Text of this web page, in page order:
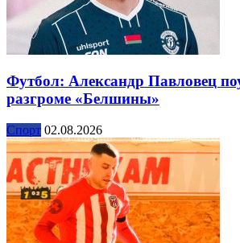
Футбол: Александр Павловец
разгроме «Белшины»
Спорт 02.08.2026